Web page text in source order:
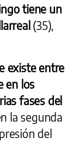
tiene un
(35),
existe entre
en los
fases del
la segunda
del